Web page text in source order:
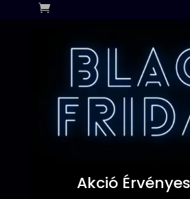
Akció